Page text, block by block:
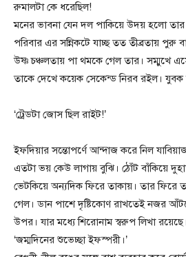
রুমালটা কে ধরেছিল!
মনের ভাবনা যেন দল পাকিয়ে উদয় হলো
পরিবার এর সন্নিকটে যাচ্ছ তত তীব্রতায়
উষ্ণ চঞ্চলতায় পা থমকে গেল তার। সম্মুখে
তাকে দেখে কয়েক সেকেন্ড নিরব রইল। যুবক
‘ট্রেডটা জোস ছিল রাইট!’
ইফদিয়ার সন্তোপর্ণে আন্দাজ করে নিল
এতটা ভয় কেউ লাগায় বুঝি। ঠোঁট বাঁকিয়ে
ভেটকিয়ে অন্যদিক ফিরে তাকায়। তার ফিরে
গেল। ডান পাশে দৃষ্টিকোণ রাখতেই নজর
উপর। যার মধ্যে শিরোনাম স্বরুপ লিখা রয়েছে।
‘জম্মদিনের শুভেচ্ছা ইফস্পরী।’